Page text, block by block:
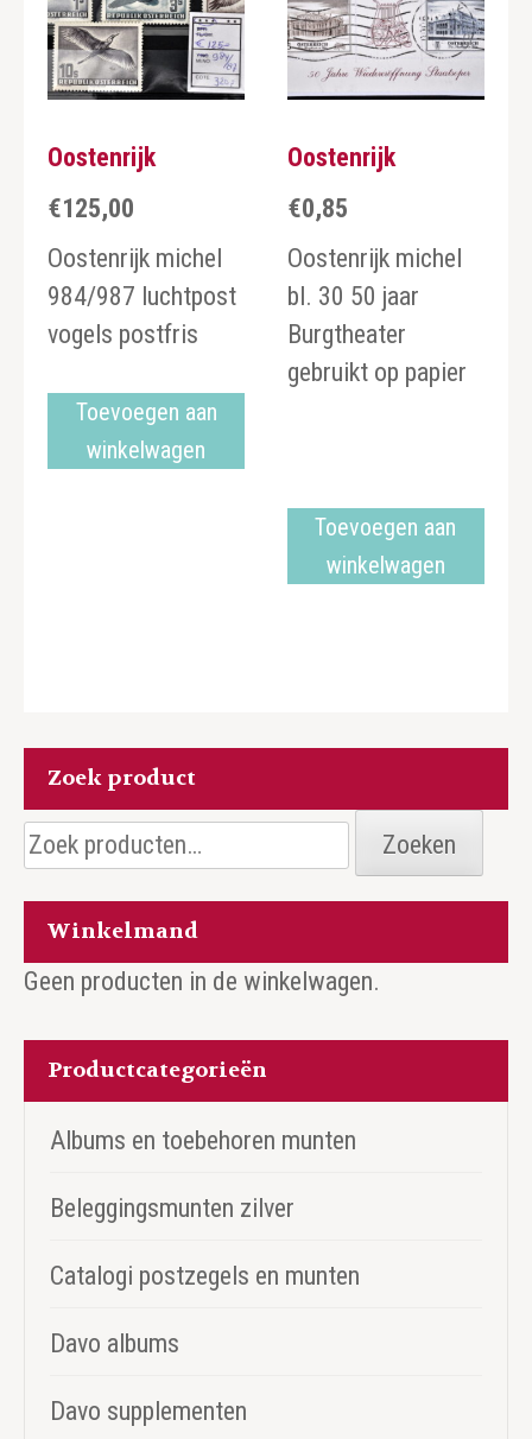
Oostenrijk
€125,00
Oostenrijk michel
984/987 luchtpost
vogels postfris
Toevoegen aan
winkelwagen
Oostenrijk
€0,85
Oostenrijk michel
bl. 30 50 jaar
Burgtheater
gebruikt op papier
Toevoegen aan
winkelwagen
Zoek product
Zoeken
naar:
Zoeken
Winkelmand
Geen producten in de winkelwagen.
Productcategorieën
Albums en toebehoren munten
Beleggingsmunten zilver
Catalogi postzegels en munten
Davo albums
Davo supplementen